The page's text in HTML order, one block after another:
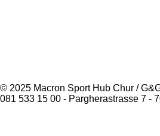
© 2025 Macron Sport Hub Chur /
081 533 15 00 - Pargherastrasse 7 -